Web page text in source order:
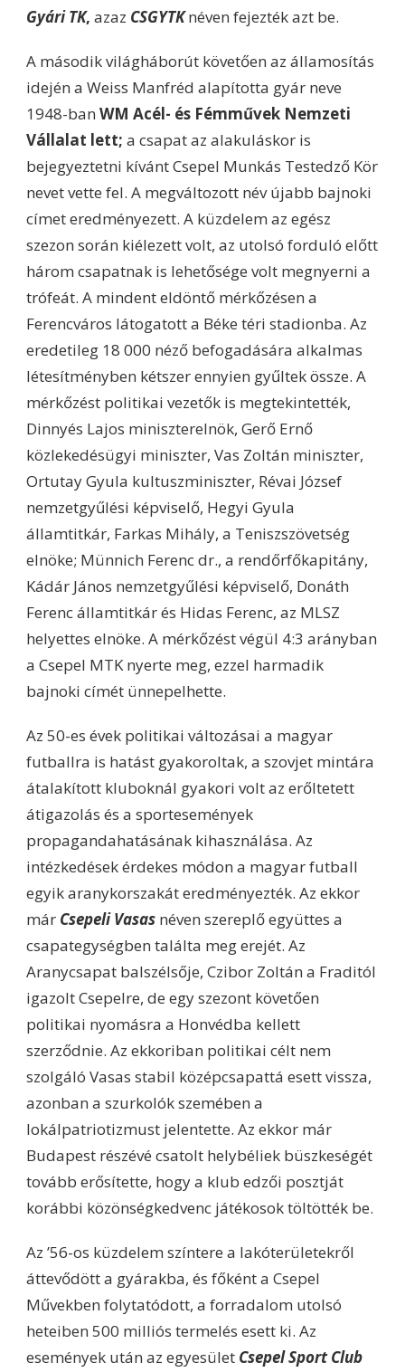
Gyári TK, azaz CSGYTKnéven fejezték azt be.
A második világháborút követően az államosítás
idején a Weiss Manfréd alapította gyár neve
1948-ban WM Acél- és Fémművek Nemzeti
Vállalat lett; a csapat az alakuláskor is
bejegyeztetni kívánt Csepel Munkás Testedző Kör
nevet vette fel. A megváltozott név újabb bajnoki
címet eredményezett. A küzdelem az egész
szezon során kiélezett volt, az utolsó forduló előtt
három csapatnak is lehetősége volt megnyerni a
trófeát. A mindent eldöntő mérkőzésen a
Ferencváros látogatott a Béke téri stadionba. Az
eredetileg 18 000 néző befogadására alkalmas
létesítményben kétszer ennyien gyűltek össze. A
mérkőzést politikai vezetők is megtekintették,
Dinnyés Lajos miniszterelnök, Gerő Ernő
közlekedésügyi miniszter, Vas Zoltán miniszter,
Ortutay Gyula kultuszminiszter, Révai József
nemzetgyűlési képviselő, Hegyi Gyula
államtitkár, Farkas Mihály, a Teniszszövetség
elnöke; Münnich Ferenc dr., a rendőrfőkapitány,
Kádár János nemzetgyűlési képviselő, Donáth
Ferenc államtitkár és Hidas Ferenc, az MLSZ
helyettes elnöke. A mérkőzést végül 4:3 arányban
a Csepel MTK nyerte meg, ezzel harmadik
bajnoki címét ünnepelhette.
Az 50-es évek politikai változásai a magyar
futballra is hatást gyakoroltak, a szovjet mintára
átalakított kluboknál gyakori volt az erőltetett
átigazolás és a sportesemények
propagandahatásának kihasználása. Az
intézkedések érdekes módon a magyar futball
egyik aranykorszakát eredményezték. Az ekkor
már Csepeli Vasas néven szereplő együttes a
csapategységben találta meg erejét. Az
Aranycsapat balszélsője, Czibor Zoltán a Fraditól
igazolt Csepelre, de egy szezont követően
politikai nyomásra a Honvédba kellett
szerződnie. Az ekkoriban politikai célt nem
szolgáló Vasas stabil középcsapattá esett vissza,
azonban a szurkolók szemében a
lokálpatriotizmust jelentette. Az ekkor már
Budapest részévé csatolt helybéliek büszkeségét
tovább erősítette, hogy a klub edzői posztját
korábbi közönségkedvenc játékosok töltötték be.
Az ’56-os küzdelem színtere a lakóterületekről
áttevődött a gyárakba, és főként a Csepel
Művekben folytatódott, a forradalom utolsó
heteiben 500 milliós termelés esett ki. Az
események után az egyesület Csepel Sport Club